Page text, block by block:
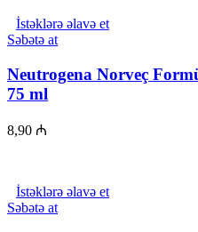
İstəklərə əlavə et
Səbətə at
Neutrogena Norveç
75 ml
8,90 ₼
İstəklərə əlavə et
Səbətə at